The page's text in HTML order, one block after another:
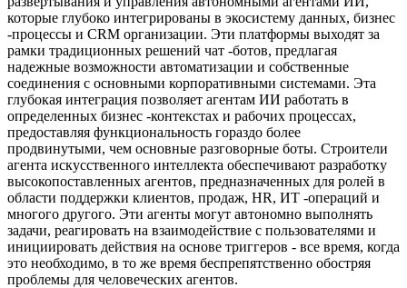
которые глубоко интегрированы в экосистему данных, бизнес
-процессы и CRM организации. Эти платформы выходят за
рамки традиционных решений чат -ботов, предлагая
надежные возможности автоматизации и собственные
соединения с основными корпоративными системами. Эта
глубокая интеграция позволяет агентам ИИ работать в
определенных бизнес -контекстах и ​​рабочих процессах,
предоставляя функциональность гораздо более
продвинутыми, чем основные разговорные боты. Строители
агента искусственного интеллекта обеспечивают разработку
высокопоставленных агентов, предназначенных для ролей в
области поддержки клиентов, продаж, HR, ИТ -операций и
многого другого. Эти агенты могут автономно выполнять
задачи, реагировать на взаимодействие с пользователями и
инициировать действия на основе триггеров - все время, когда
это необходимо, в то же время беспрепятственно обостряя
проблемы для человеческих агентов.